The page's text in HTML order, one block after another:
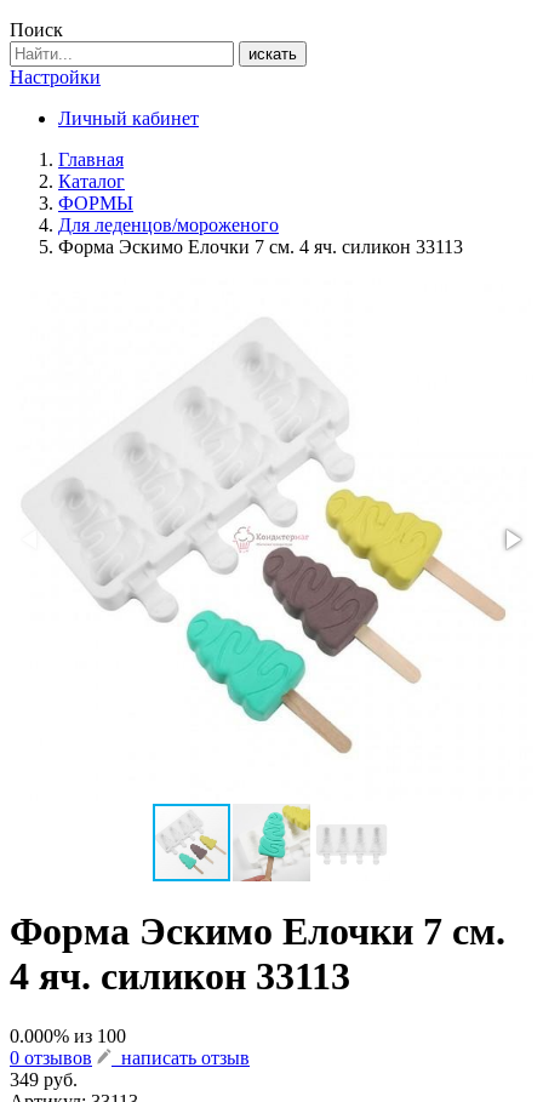
Поиск
искать
Настройки
Личный кабинет
Главная
Каталог
ФОРМЫ
Для леденцов/мороженого
Форма Эскимо Елочки 7 см. 4 яч. силикон 33113
Форма Эскимо Елочки 7 см.
4 яч. силикон 33113
0.000% из 100
0 отзывов
написать отзыв
349 руб.